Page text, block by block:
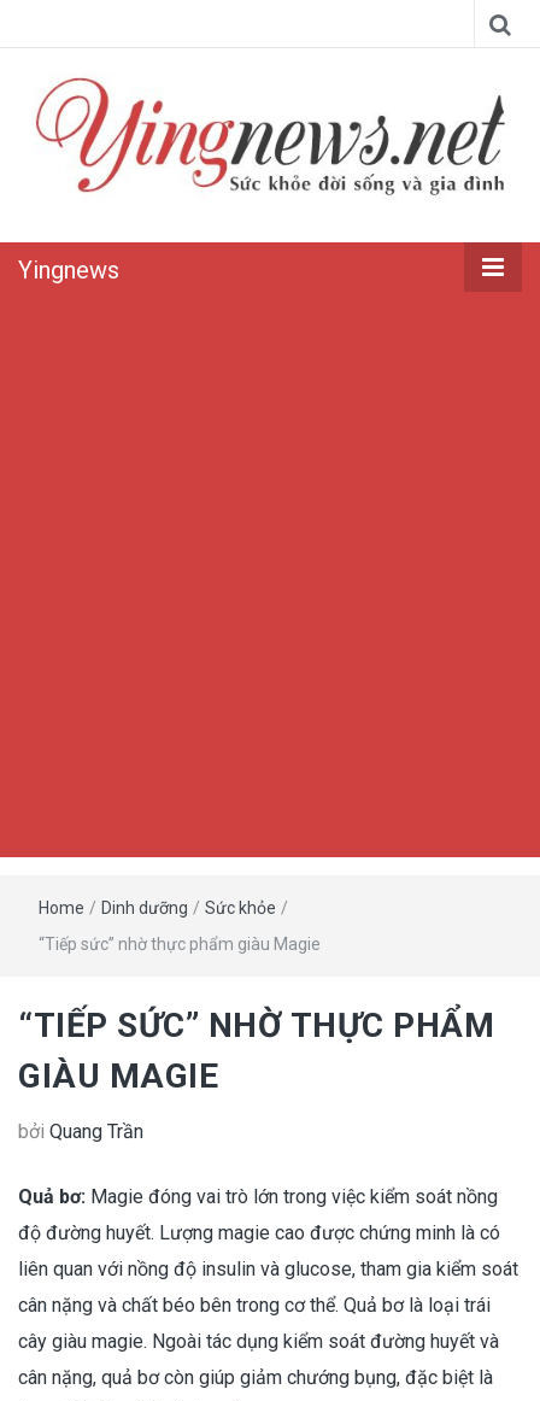
Yingnews
Home / Dinh dưỡng / Sức khỏe /
“Tiếp sức” nhờ thực phẩm giàu Magie
“TIẾP SỨC” NHỜ THỰC PHẨM
GIÀU MAGIE
bởi Quang Trần
Quả bơ: Magie đóng vai trò lớn trong việc kiểm soát nồng
độ đường huyết. Lượng magie cao được chứng minh là có
liên quan với nồng độ insulin và glucose, tham gia kiểm soát
cân nặng và chất béo bên trong cơ thể. Quả bơ là loại trái
cây giàu magie. Ngoài tác dụng kiểm soát đường huyết và
cân nặng, quả bơ còn giúp giảm chướng bụng, đặc biệt là